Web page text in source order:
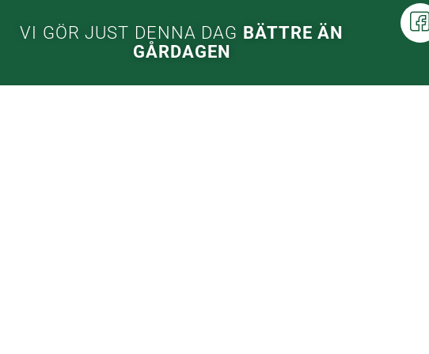
VI GÖR JUST DENNA DAG BÄTTRE ÄN
GÅRDAGEN